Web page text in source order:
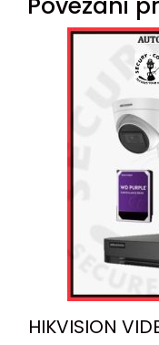
HIKVISION